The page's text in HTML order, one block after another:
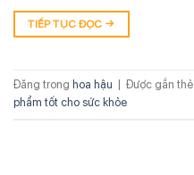
TIẾP TỤC ĐỌC →
Đăng trong hoa hậu Được gắn thẻ
phẩm tốt cho sức khỏe